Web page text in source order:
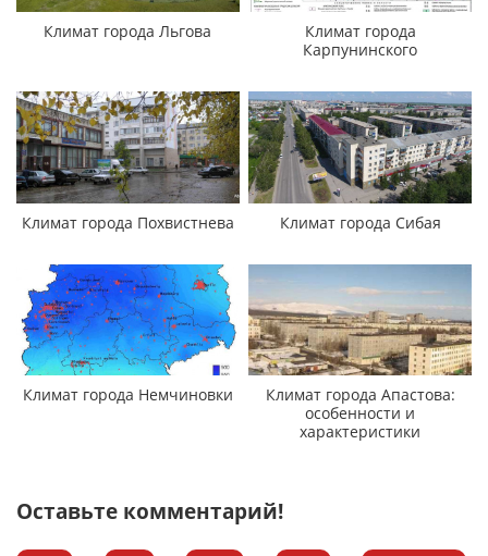
Климат города Льгова
Климат города
Карпунинского
Климат города Похвистнева Климат города Сибая
Климат города Немчиновки
Климат города Апастова:
особенности и
характеристики
Оставьте комментарий!